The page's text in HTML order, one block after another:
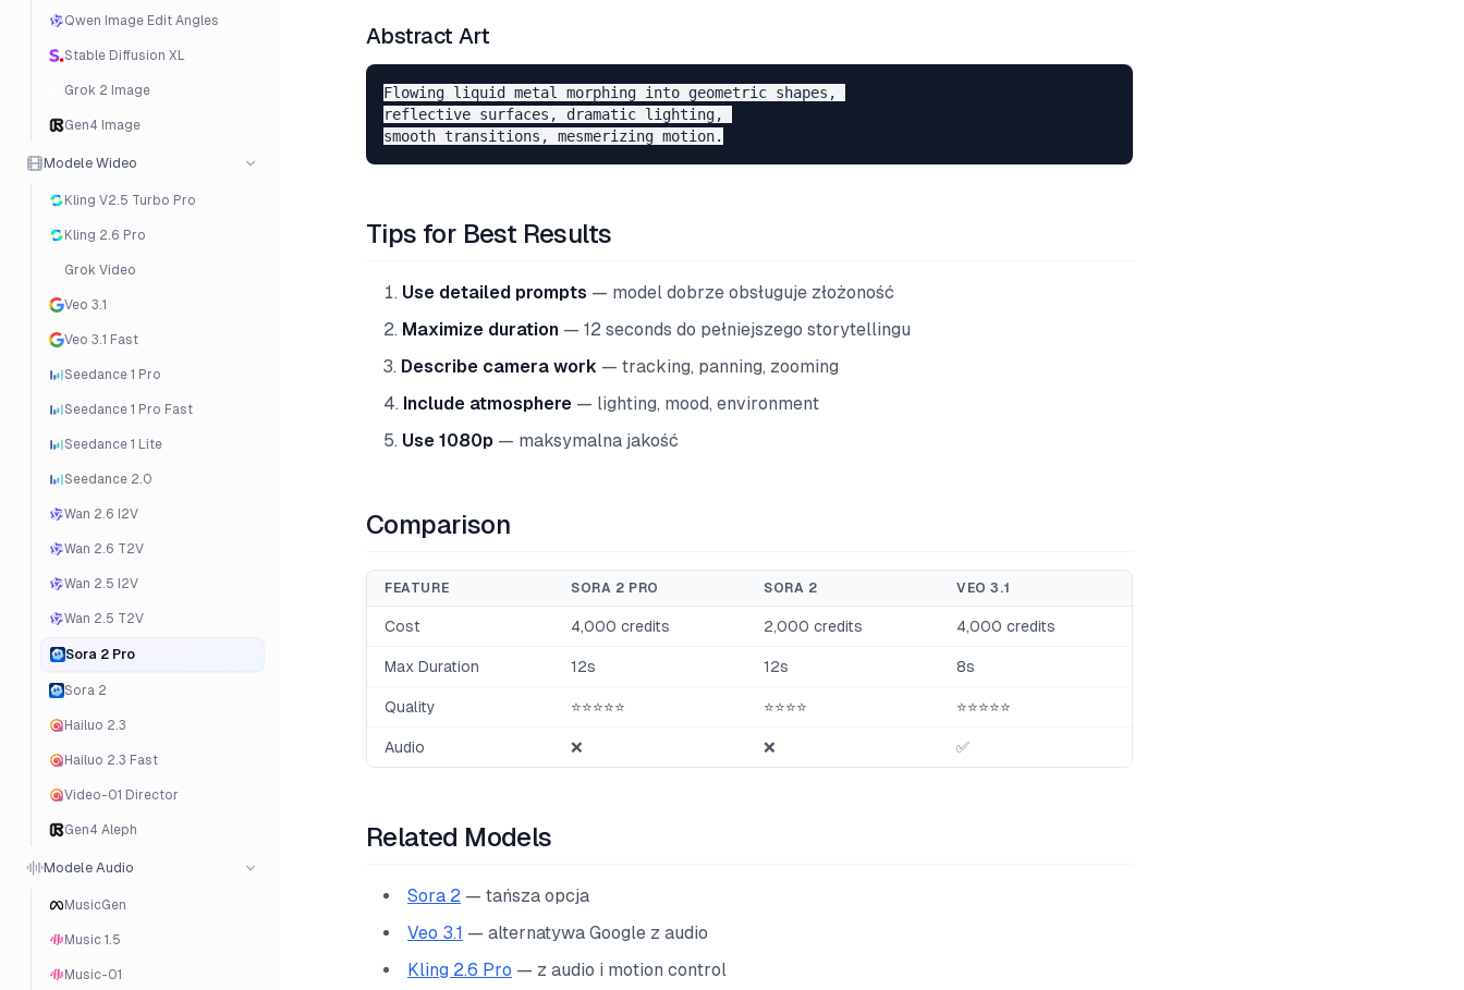
Qwen Image Edit Angles
Stable Diffusion XL
Grok 2 Image
Gen4 Image
Modele Wideo
Kling V2.5 Turbo Pro
Kling 2.6 Pro
Grok Video
Veo 3.1
Veo 3.1 Fast
Seedance 1 Pro
Seedance 1 Pro Fast
Seedance 1 Lite
Seedance 2.0
Wan 2.6 I2V
Wan 2.6 T2V
Wan 2.5 I2V
Wan 2.5 T2V
Sora 2 Pro
Sora 2
Hailuo 2.3
Hailuo 2.3 Fast
Video-01 Director
Gen4 Aleph
Modele Audio
MusicGen
Music 1.5
Music-01
Abstract Art
Flowing liquid metal morphing into geometric shapes,
reflective surfaces, dramatic lighting,
Tips for Best Results
Use detailed prompts — model dobrze obsługuje złożoność
Maximize duration — 12 seconds do pełniejszego storytellingu
Describe camera work — tracking, panning, zooming
Include atmosphere — lighting, mood, environment
Use 1080p — maksymalna jakość
Comparison
FEATURE SORA 2 PRO SORA 2 VEO 3.1
Cost 4,000 credits 2,000 credits 4,000 credits
Max Duration 12s 12s 8s
Quality ⭐⭐⭐⭐⭐ ⭐⭐⭐⭐ ⭐⭐⭐⭐⭐
Audio ❌ ❌ ✅
Related Models
Sora 2 — tańsza opcja
Veo 3.1 — alternatywa Google z audio
Kling 2.6 Pro — z audio i motion control